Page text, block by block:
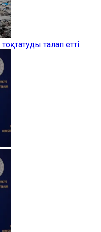
талап етті